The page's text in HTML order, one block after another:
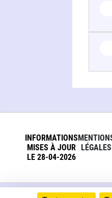
INFORMATIONS
MISES À JOUR
LE 28-04-2026
LÉGALES